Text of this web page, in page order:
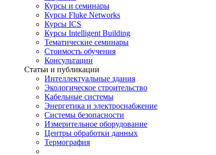
Курсы и семинары
Курсы Fluke Networks
Курсы ICS
Курсы Intelligent Building
Тематические семинары
Стоимость обучения
Консультации
Статьи и публикации
Интеллектуальные здания
Экологическое строительство
Кабельные системы
Энергетика и электроснабжение
Системы безопасности
Измерительное оборудование
Центры обработки данных
Термография